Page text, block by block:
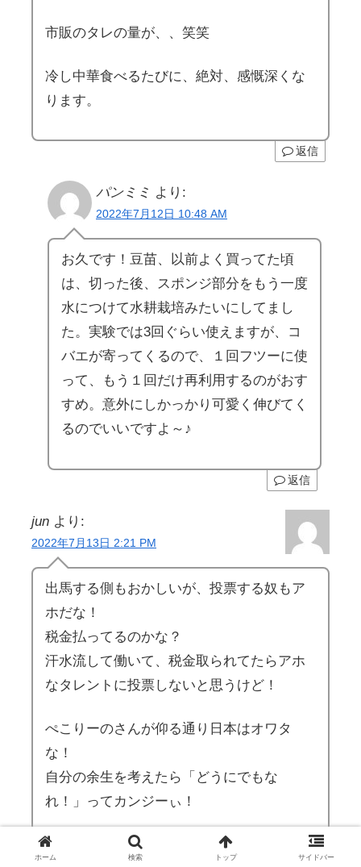
市販のタレの量が、、笑笑
冷し中華食べるたびに、絶対、感慨深くな
ります。
返信
パンミミ より:
2022年7月12日 10:48 AM
お久です！豆苗、以前よく買ってた頃
は、切った後、スポンジ部分をもう一度
水につけて水耕栽培みたいにしてまし
た。実験では3回ぐらい使えますが、コ
バエが寄ってくるので、１回フツーに使
って、もう１回だけ再利用するのがおす
すめ。意外にしかっかり可愛く伸びてく
るのでいいですよ～♪
返信
jun より:
2022年7月13日 2:21 PM
出馬する側もおかしいが、投票する奴もア
ホだな！
税金払ってるのかな？
汗水流して働いて、税金取られてたらアホ
なタレントに投票しないと思うけど！
ぺこりーのさんが仰る通り日本はオワタ
な！
自分の余生を考えたら「どうにでもな
れ！」ってカンジーぃ！
返信
ホーム 検索 トップ サイドバー